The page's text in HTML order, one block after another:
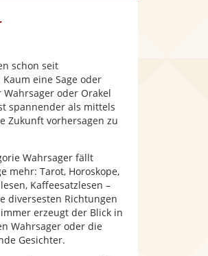
schon seit
eine Sage oder
oder Orakel
spannender als mittels
Zukunft vorhersagen zu
Wahrsager fällt
mehr: Tarot, Horoskope,
Kaffeesatzlesen –
diversesten Richtungen
erzeugt der Blick in
Wahrsager oder die
Gesichter.